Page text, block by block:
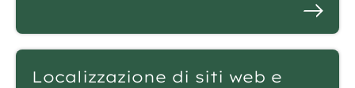
Localizzazione di siti web e